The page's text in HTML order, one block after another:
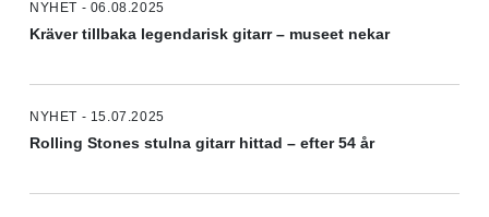
NYHET - 06.08.2025
Kräver tillbaka legendarisk gitarr – museet nekar
NYHET - 15.07.2025
Rolling Stones stulna gitarr hittad – efter 54 år